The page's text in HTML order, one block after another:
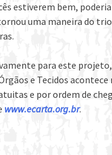
estiverem bem,
uma maneira do
para este projeto,
e Tecidos
e por ordem de
www.ecarta.org.br.